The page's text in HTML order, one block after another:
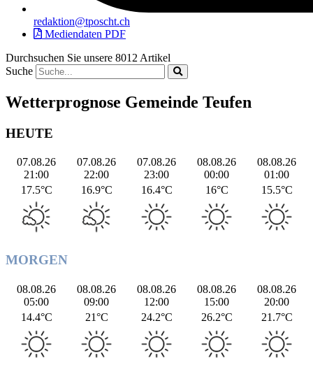
redaktion@tposcht.ch
Mediendaten PDF
Durchsuchen Sie unsere 8012 Artikel
Suche
Wetterprognose Gemeinde Teufen
HEUTE
07.08.26
21:00
07.08.26
22:00
07.08.26
23:00
08.08.26
00:00
08.08.26
01:00
17.5°C
16.9°C 16.4°C 16°C 15.5°C
MORGEN
08.08.26
05:00
08.08.26
09:00
08.08.26
12:00
08.08.26
15:00
08.08.26
20:00
14.4°C
21°C 24.2°C 26.2°C 21.7°C